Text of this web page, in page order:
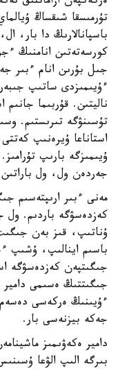
تۇرمىسقا شىقساڭ
باسپانالارىڭ دا بار،
كورسەتەتىن انامنىڭ
جىل بۇرىن انام ءبىر
ءۇيىمىزدى ساتىپ
ناليتىن. قۇربىما
تۇسىنۋگە تىرىستىم.
استاناعا ۇيرەنىپ كەتتى.
ۇيىمىزگە بارىپ
جەردەن ول، ول
مەنى ءبىر ارىپتەسىم
كەزدەسۋگە باردىم. ول
ۇناتىپ، قىز بەن
باسىم اينالىپ، ۇشىپ
جىگىتپەن كەزدەسۋگە
جىگىتتىڭ ەسىمى
ءۇيىنىڭ ەركەسى
جەكە بيزنەسى بار.
دامير ەكەۋىمىز
بىرگە الىپ الۋعا